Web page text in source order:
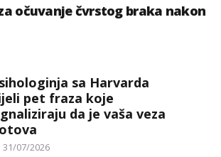
očuvanje čvrstog braka nakon
sa Harvarda
pet fraza koje
da je vaša veza
Posted
31/07/2026